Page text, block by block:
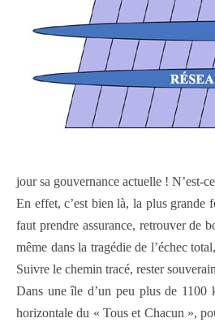
jour sa gouvernance actuelle ! N’est-
En effet, c’est bien là, la plus grande
faut prendre assurance, retrouver de
même dans la tragédie de l’échec
Suivre le chemin tracé, rester
Dans une île d’un peu plus de 1100
horizontale du « Tous et Chacun »,